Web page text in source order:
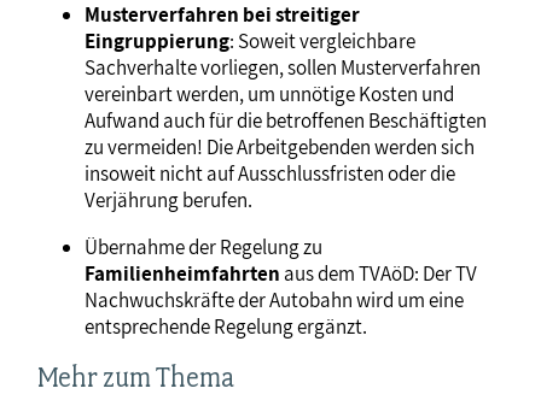
Musterverfahren bei streitiger
Eingruppierung: Soweit vergleichbare
Sachverhalte vorliegen, sollen Musterverfahren
vereinbart werden, um unnötige Kosten und
Aufwand auch für die betroffenen Beschäftigten
zu vermeiden! Die Arbeitgebenden werden sich
insoweit nicht auf Ausschlussfristen oder die
Verjährung berufen.
Übernahme der Regelung zu
Familienheimfahrten aus dem TVAöD: Der TV
Nachwuchskräfte der Autobahn wird um eine
entsprechende Regelung ergänzt.
Mehr zum Thema